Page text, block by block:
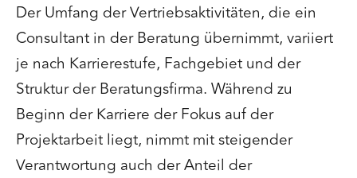
Der Umfang der Vertriebsaktivitäten, die ein
Consultant in der Beratung übernimmt, variiert
je nach Karrierestufe, Fachgebiet und der
Struktur der Beratungsfirma. Während zu
Beginn der Karriere der Fokus auf der
Projektarbeit liegt, nimmt mit steigender
Verantwortung auch der Anteil der